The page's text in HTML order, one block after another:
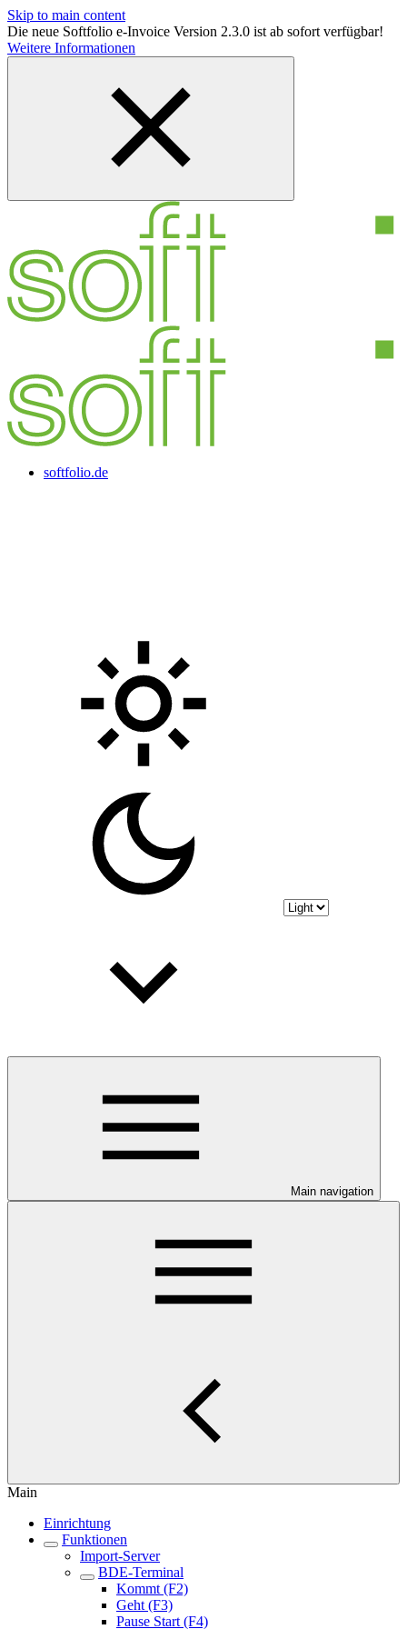
Skip to main content
Die neue Softfolio e-Invoice Version 2.3.0 ist ab sofort verfügbar!
Weitere Informationen
softfolio.de
Main navigation
Main
Einrichtung
Funktionen
Import-Server
BDE-Terminal
Kommt (F2)
Geht (F3)
Pause Start (F4)